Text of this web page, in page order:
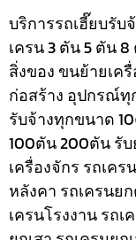
บริการรถเฮี๊ยบรับ
เครน 3 ตัน 5 ตัน
สิ่งของ ขนย้ายเค
ก่อสร้าง อุปกรณ์
รับจ้างทุกขนาด
100ตัน 200ตัน รั
เครื่องจักร รถเค
หลังคา รถเครนย
เครนโรงงาน รถ